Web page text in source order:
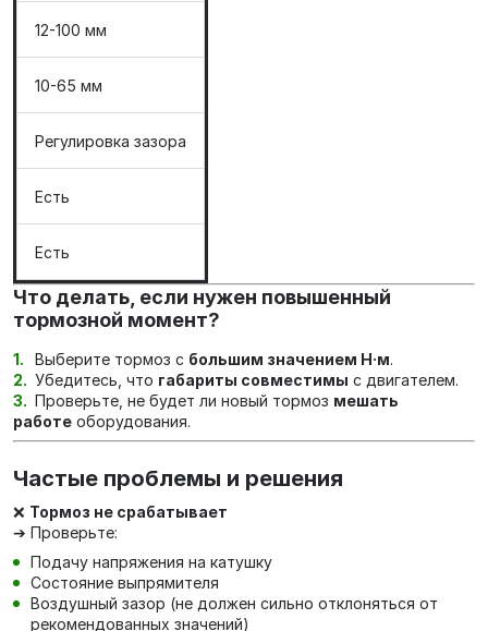
12-100 мм
10-65 мм
Регулировка зазора
Есть
Есть
Что делать, если нужен повышенный
тормозной момент?
Выберите тормоз с большим значением Н·м.
Убедитесь, что габариты совместимы с двигателем.
Проверьте, не будет ли новый тормоз мешать
работе оборудования.
Частые проблемы и решения
❌ Тормоз не срабатывает
➔ Проверьте:
Подачу напряжения на катушку
Состояние выпрямителя
Воздушный зазор (не должен сильно отклоняться от
рекомендованных значений)